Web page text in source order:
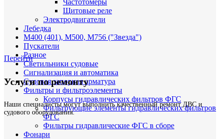
Частотомеры
Щитовые реле
Электродвигатели
Лебедка
М400 (401), М500, М756 ("Звезда")
Пускатели
Разное
Светильники судовые
Сигнализация и автоматика
Судовая запорная арматура
Фильтры и фильтроэлементы
Корпусы гидравлических фильтров ФГС
Фильтрующие элементы гидравлических фильтров
ФГС
Фильтры гидравлические ФГС в сборе
Фонари
Перейти
Услуги по ремонту
Наши специалисты могут выполнить качественный ремонт ДВС и
судового оборудования.